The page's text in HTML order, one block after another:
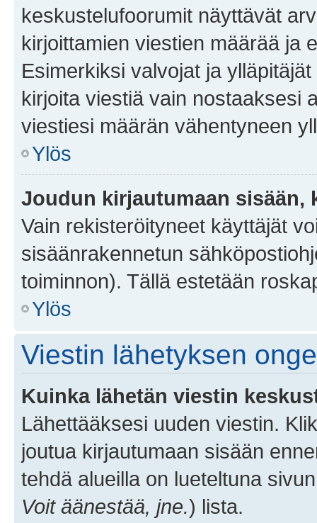
keskustelufoorumit näyttävät
kirjoittamien viestien määrää ja
Esimerkiksi valvojat ja
kirjoita viestiä vain nostaaksesi
viestiesi määrän vähentyneen
Ylös
Joudun kirjautumaan sisään,
Vain rekisteröityneet käyttäjät
sisäänrakennetun
toiminnon). Tällä estetään
Ylös
Viestin lähetyksen
Kuinka lähetän viestin
Lähettääksesi uuden viestin.
joutua kirjautumaan sisään
tehdä alueilla on lueteltuna
Voit äänestää, jne.) lista.